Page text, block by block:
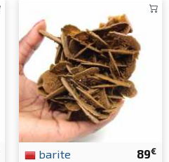
89€
barite